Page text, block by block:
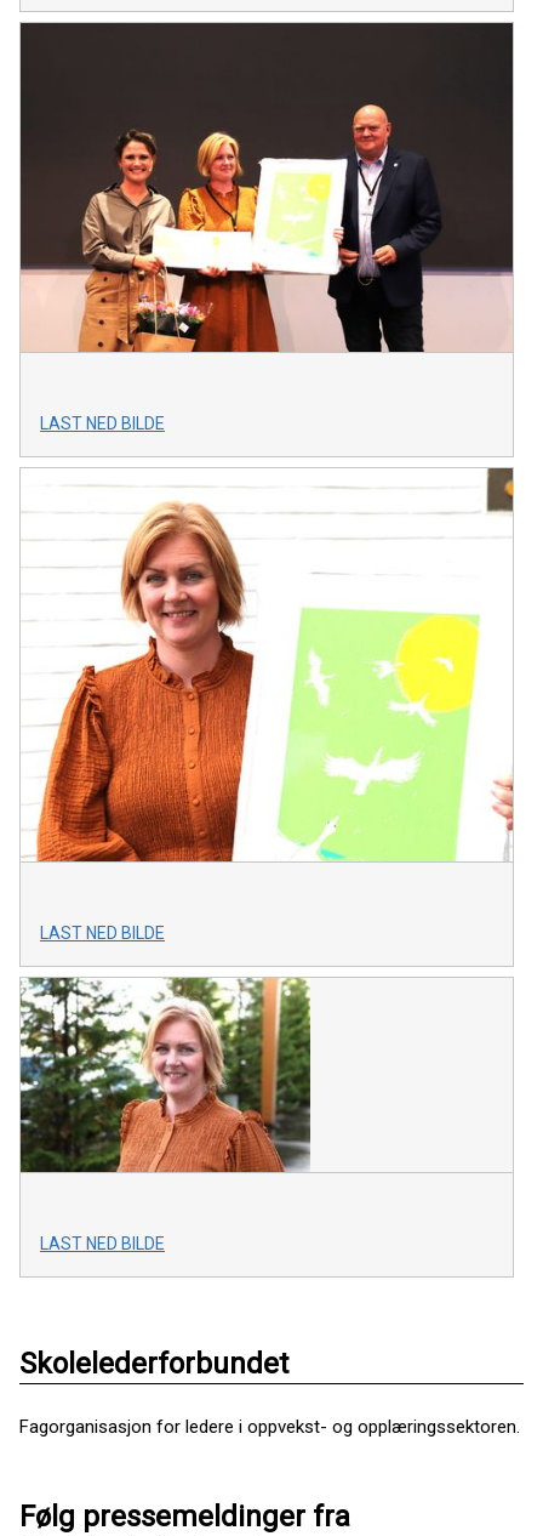
LAST NED BILDE
LAST NED BILDE
LAST NED BILDE
Skolelederforbundet
Fagorganisasjon for ledere i oppvekst- og opplæringssektoren.
Følg pressemeldinger fra